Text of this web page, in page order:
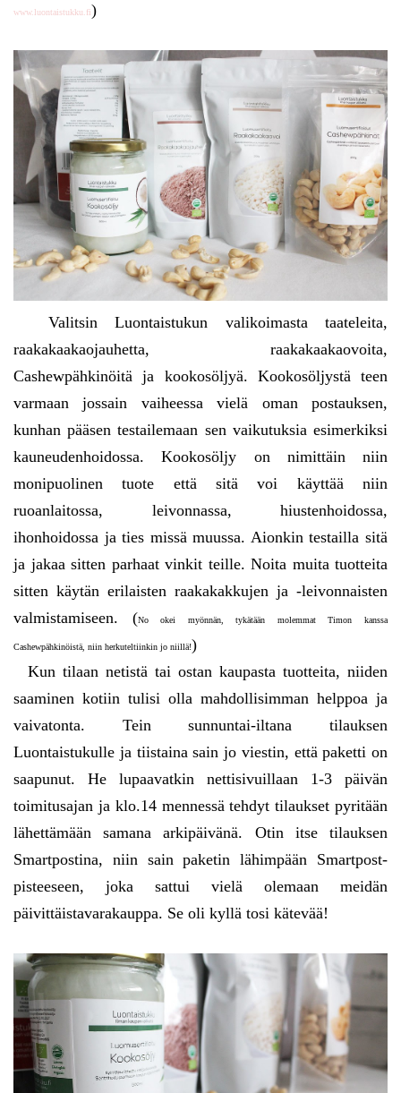
www.luontaistukku.fi)
Valitsin Luontaistukun valikoimasta taateleita,
raakakaakaojauhetta, raakakaakaovoita,
Cashewpähkinöitä ja kookosöljyä. Kookosöljystä teen
varmaan jossain vaiheessa vielä oman postauksen,
kunhan pääsen testailemaan sen vaikutuksia esimerkiksi
kauneudenhoidossa. Kookosöljy on nimittäin niin
monipuolinen tuote että sitä voi käyttää niin
ruoanlaitossa, leivonnassa, hiustenhoidossa,
ihonhoidossa ja ties missä muussa. Aionkin testailla sitä
ja jakaa sitten parhaat vinkit teille. Noita muita tuotteita
sitten käytän erilaisten raakakakkujen ja -leivonnaisten
valmistamiseen. (No okei myönnän, tykätään molemmat Timon kanssa
Cashewpähkinöistä, niin herkuteltiinkin jo niillä!)
Kun tilaan netistä tai ostan kaupasta tuotteita, niiden
saaminen kotiin tulisi olla mahdollisimman helppoa ja
vaivatonta. Tein sunnuntai-iltana tilauksen
Luontaistukulle ja tiistaina sain jo viestin, että paketti on
saapunut. He lupaavatkin nettisivuillaan 1-3 päivän
toimitusajan ja klo.14 mennessä tehdyt tilaukset pyritään
lähettämään samana arkipäivänä. Otin itse tilauksen
Smartpostina, niin sain paketin lähimpään Smartpost-
pisteeseen, joka sattui vielä olemaan meidän
päivittäistavarakauppa. Se oli kyllä tosi kätevää!